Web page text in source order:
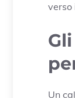
verso
Un